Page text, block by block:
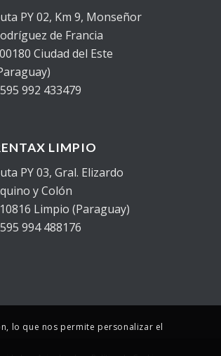
PY 02, Km 9, Monseñor
de Francia
Ciudad del Este
992 433479
LIMPIO
PY 03, Gral. Elizardo
y Colón
Limpio (Paraguay)
994 488176
lo que nos permite personalizar el